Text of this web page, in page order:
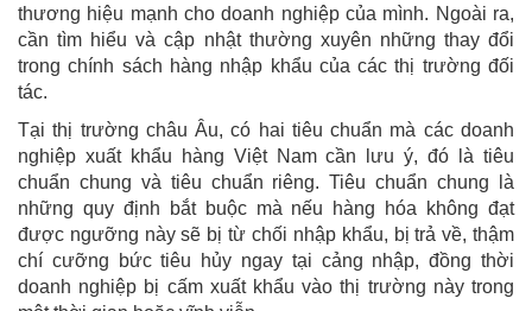
thương hiệu mạnh cho doanh nghiệp của mình. Ngoài ra,
cần tìm hiểu và cập nhật thường xuyên những thay đổi
trong chính sách hàng nhập khẩu của các thị trường đối
tác.
Tại thị trường châu Âu, có hai tiêu chuẩn mà các doanh
nghiệp xuất khẩu hàng Việt Nam cần lưu ý, đó là tiêu
chuẩn chung và tiêu chuẩn riêng. Tiêu chuẩn chung là
những quy định bắt buộc mà nếu hàng hóa không đạt
được ngưỡng này sẽ bị từ chối nhập khẩu, bị trả về, thậm
chí cưỡng bức tiêu hủy ngay tại cảng nhập, đồng thời
doanh nghiệp bị cấm xuất khẩu vào thị trường này trong